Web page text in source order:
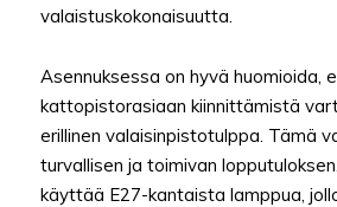
valaistuskokonaisuutta.
Asennuksessa on hyvä huomioida,
kattopistorasiaan kiinnittämistä
erillinen valaisinpistotulppa. Tämä
turvallisen ja toimivan
käyttää E27-kantaista lamppua,